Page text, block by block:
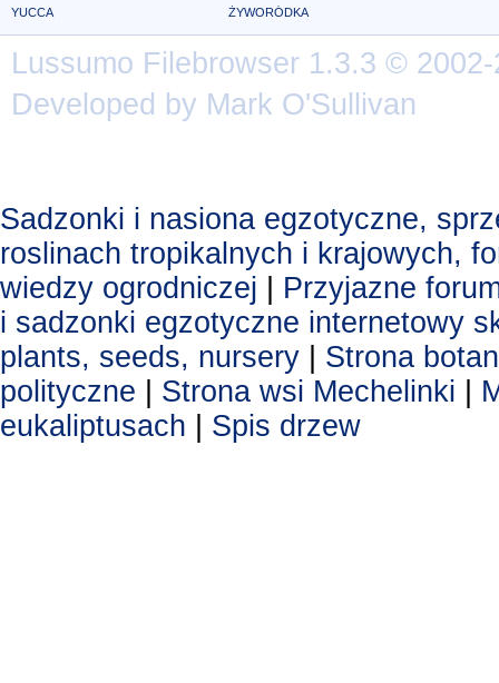
YUCCA
ŻYWORÓDKA
Lussumo Filebrowser 1.3.3 ©
Developed by Mark O'Sullivan
Sadzonki i nasiona egzotyczne,
roslinach tropikalnych i krajowych,
wiedzy ogrodniczej
Przyjazne
i sadzonki egzotyczne internetowy
plants, seeds, nursery
Strona
polityczne
Strona wsi Mechelinki
eukaliptusach
Spis drzew